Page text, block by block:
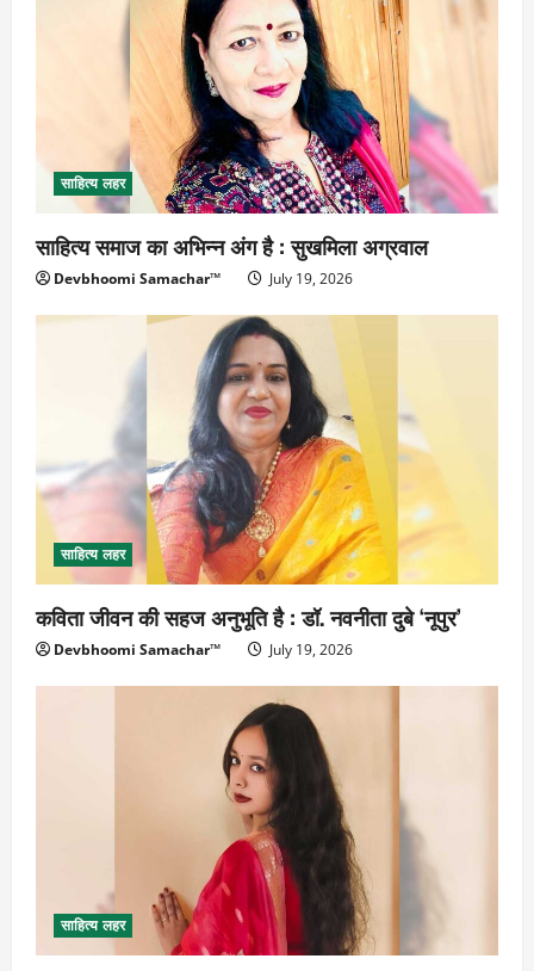
साहित्य लहर
साहित्य समाज का अभिन्न अंग है : सुखमिला अग्रवाल
Devbhoomi Samachar™ July 19, 2026
साहित्य लहर
कविता जीवन की सहज अनुभूति है : डॉ. नवनीता दुबे ‘नूपुर’
Devbhoomi Samachar™ July 19, 2026
साहित्य लहर